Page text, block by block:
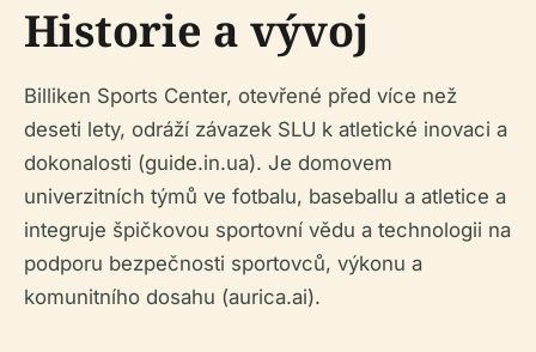
Historie a vývoj
Billiken Sports Center, otevřené před více než
deseti lety, odráží závazek SLU k atletické inovaci a
dokonalosti (guide.in.ua). Je domovem
univerzitních týmů ve fotbalu, baseballu a atletice a
integruje špičkovou sportovní vědu a technologii na
podporu bezpečnosti sportovců, výkonu a
komunitního dosahu (aurica.ai).